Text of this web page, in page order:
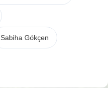
Sabiha Gökçen